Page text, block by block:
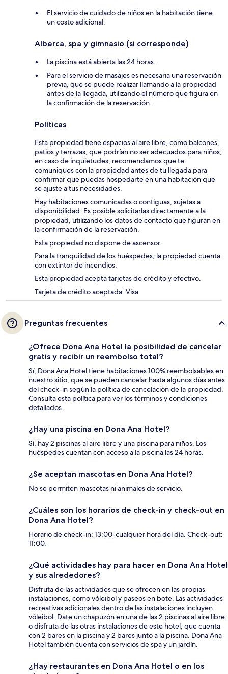
El servicio de cuidado de niños en la habitación tiene
un costo adicional.
Alberca, spa y gimnasio (si corresponde)
La piscina está abierta las 24 horas.
Para el servicio de masajes es necesaria una reservación
previa, que se puede realizar llamando a la propiedad
antes de la llegada, utilizando el número que figura en
la confirmación de la reservación.
Políticas
Esta propiedad tiene espacios al aire libre, como balcones,
patios y terrazas, que podrían no ser adecuados para niños;
en caso de inquietudes, recomendamos que te
comuniques con la propiedad antes de tu llegada para
confirmar que puedas hospedarte en una habitación que
se ajuste a tus necesidades.
Hay habitaciones comunicadas o contiguas, sujetas a
disponibilidad. Es posible solicitarlas directamente a la
propiedad, utilizando los datos de contacto que figuran en
la confirmación de la reservación.
Esta propiedad no dispone de ascensor.
Para la tranquilidad de los huéspedes, la propiedad cuenta
con extintor de incendios.
Esta propiedad acepta tarjetas de crédito y efectivo.
Tarjeta de crédito aceptada: Visa
Preguntas frecuentes
¿Ofrece Dona Ana Hotel la posibilidad de cancelar
gratis y recibir un reembolso total?
Sí, Dona Ana Hotel tiene habitaciones 100% reembolsables en
nuestro sitio, que se pueden cancelar hasta algunos días antes
del check-in según la política de cancelación de la propiedad.
Consulta esta política para ver los términos y condiciones
detallados.
¿Hay una piscina en Dona Ana Hotel?
Sí, hay 2 piscinas al aire libre y una piscina para niños. Los
huéspedes cuentan con acceso a la piscina las 24 horas.
¿Se aceptan mascotas en Dona Ana Hotel?
No se permiten mascotas ni animales de servicio.
¿Cuáles son los horarios de check-in y check-out en
Dona Ana Hotel?
Horario de check-in: 13:00-cualquier hora del día. Check-out:
11:00.
¿Qué actividades hay para hacer en Dona Ana Hotel
y sus alrededores?
Disfruta de las actividades que se ofrecen en las propias
instalaciones, como vóleibol y paseos en bote. Las actividades
recreativas adicionales dentro de las instalaciones incluyen
vóleibol. Date un chapuzón en una de las 2 piscinas al aire libre
o disfruta de las otras instalaciones de este hotel, que cuenta
con 2 bares en la piscina y 2 bares junto a la piscina. Dona Ana
Hotel también cuenta con servicios de spa y un jardín.
¿Hay restaurantes en Dona Ana Hotel o en los